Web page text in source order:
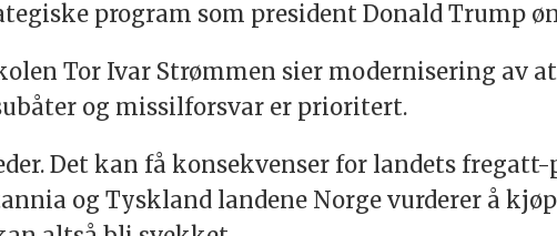
program som president Donald Trump
Tor Ivar Strømmen sier modernisering av
og missilforsvar er prioritert.
Det kan få konsekvenser for landets fregatt-
og Tyskland landene Norge vurderer å